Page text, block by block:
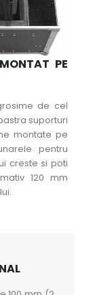
PE
de cel
suporturi
montate pe
pentru
creste si poti
120 mm